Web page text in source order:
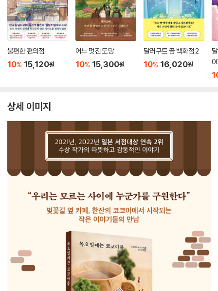
불편한 편의점
10% 15,120원
어느 멋진 도망
10% 15,300원
달러구트 꿈 백화점 2
10% 16,020원
상세 이미지